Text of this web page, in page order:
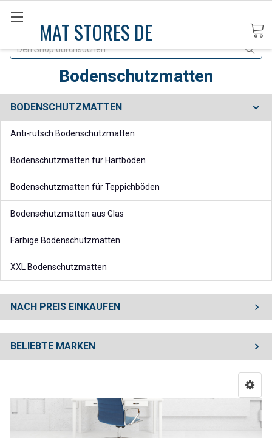
MAT STORES DE
Bodenschutzmatten
BODENSCHUTZMATTEN
Anti-rutsch Bodenschutzmatten
Bodenschutzmatten für Hartböden
Bodenschutzmatten für Teppichböden
Bodenschutzmatten aus Glas
Farbige Bodenschutzmatten
XXL Bodenschutzmatten
NACH PREIS EINKAUFEN
BELIEBTE MARKEN